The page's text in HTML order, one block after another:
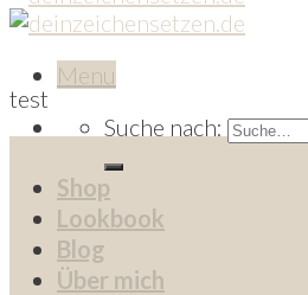
Menu
Suche nach:
Shop
Lookbook
Blog
Über mich
test